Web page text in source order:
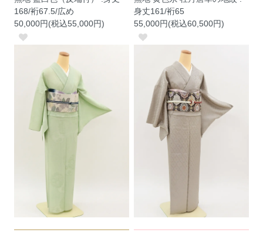
168/裄67.5/広め
50,000円(税込55,000円)
身丈161/裄65
55,000円(税込60,500円)